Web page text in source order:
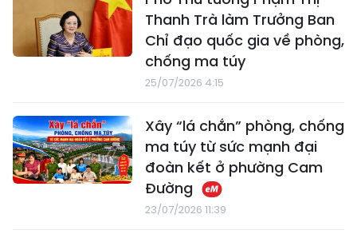
Thanh Trà làm Trưởng Ban
Chỉ đạo quốc gia về phòng,
chống ma túy
25/07/2026 4:15
Xây “lá chắn” phòng, chống
ma túy từ sức mạnh đại
đoàn kết ở phường Cam
Đường
23/07/2026 11:39